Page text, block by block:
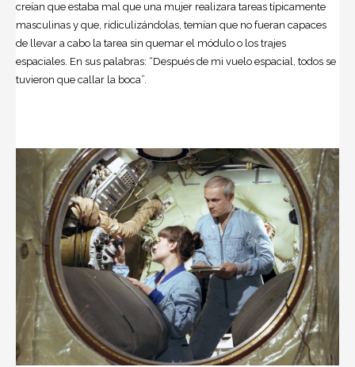
creían que estaba mal que una mujer realizara tareas típicamente
masculinas y que, ridiculizándolas, temían que no fueran capaces
de llevar a cabo la tarea sin quemar el módulo o los trajes
espaciales. En sus palabras: “Después de mi vuelo espacial, todos se
tuvieron que callar la boca”.